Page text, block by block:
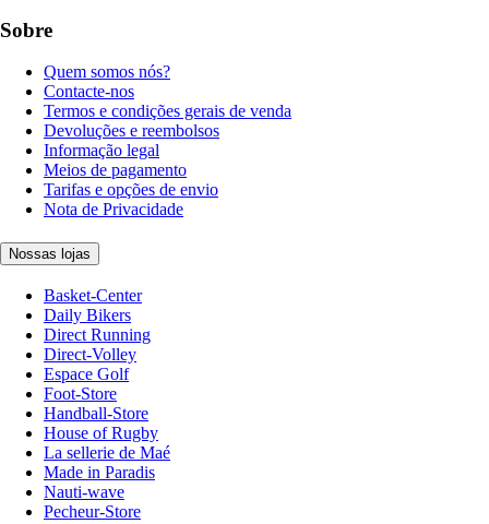
Sobre
Quem somos nós?
Contacte-nos
Termos e condições gerais de venda
Devoluções e reembolsos
Informação legal
Meios de pagamento
Tarifas e opções de envio
Nota de Privacidade
Nossas lojas
Basket-Center
Daily Bikers
Direct Running
Direct-Volley
Espace Golf
Foot-Store
Handball-Store
House of Rugby
La sellerie de Maé
Made in Paradis
Nauti-wave
Pecheur-Store